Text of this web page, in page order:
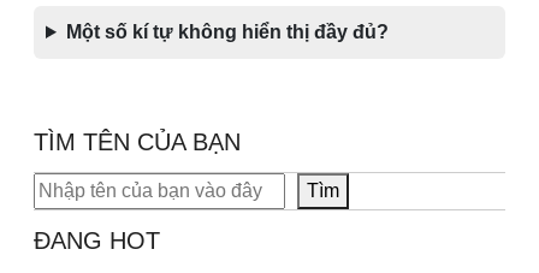
Một số kí tự không hiển thị đầy đủ?
TÌM TÊN CỦA BẠN
Tìm kiếm Tìm
ĐANG HOT